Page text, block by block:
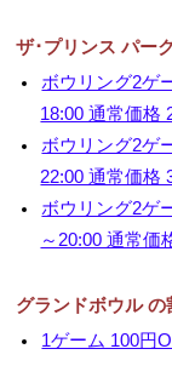
ザ･プリンス パー
ボウリング2ゲ
18:00 通常価格
ボウリング2ゲ
22:00 通常価格
ボウリング2ゲ
～20:00 通常価
グランドボウル の
1ゲーム 100円